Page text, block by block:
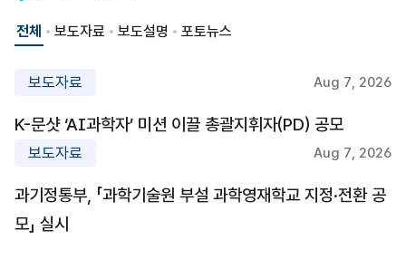
전체
보도자료
K-문샷 ‘AI과학자’ 미션 이끌 총괄지휘자(PD) 공모
Aug 7, 2026
보도자료
과기정통부, 「과학기술원 부설 과학영재학교 지정·전환 공
모」 실시
Aug 7, 2026
보도자료 보도설명 포토뉴스